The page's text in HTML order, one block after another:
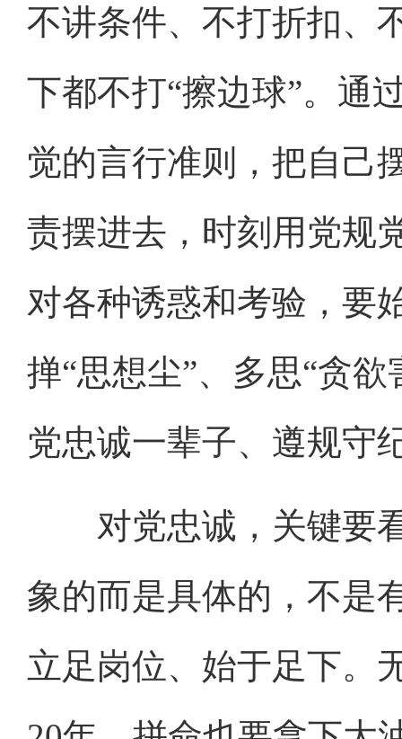
不讲条件、不打折扣、
下都不打“擦边球”。通
觉的言行准则，把自己
责摆进去，时刻用党规
对各种诱惑和考验，要
掸“思想尘”、多思“贪
党忠诚一辈子、遵规守
对党忠诚，关键要看
象的而是具体的，不是
立足岗位、始于足下。